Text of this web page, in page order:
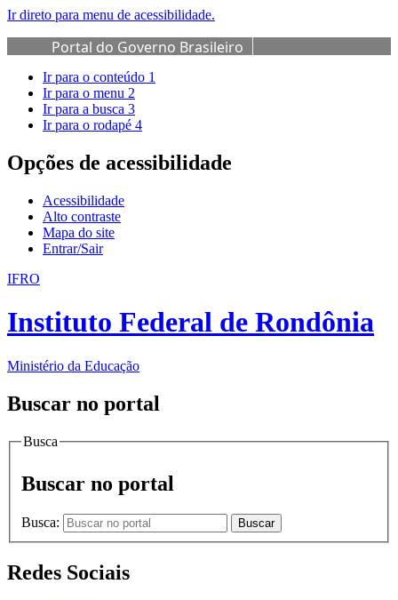
Ir direto para menu de acessibilidade.
Portal do Governo Brasileiro
Ir para o conteúdo 1
Ir para o menu 2
Ir para a busca 3
Ir para o rodapé 4
Opções de acessibilidade
Acessibilidade
Alto contraste
Mapa do site
Entrar/Sair
IFRO
Instituto Federal de Rondônia
Ministério da Educação
Buscar no portal
Busca
Buscar no portal
Busca: Buscar
Redes Sociais